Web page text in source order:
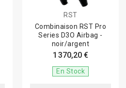
RST
Combinaison RST Pro
Series D3O Airbag -
noir/argent
1 370,20 €
En Stock